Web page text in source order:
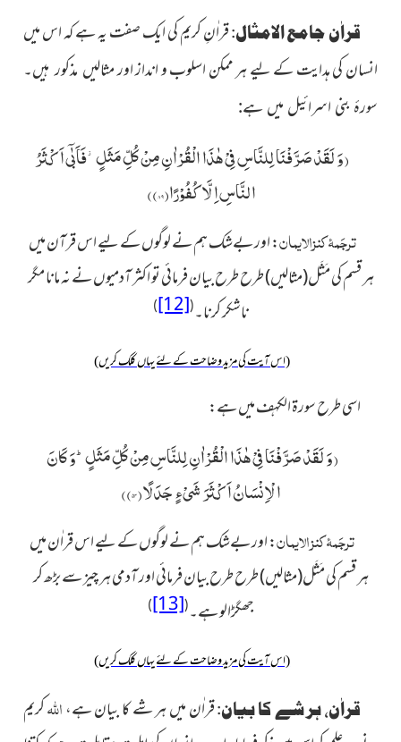
قراٰن جامع الامثال:قراٰنِ کریم کی ایک صفت یہ ہے کہ اس میں
انسان کی ہدایت کے لیے ہر ممکن اسلوب و انداز اورمثالیں مذکور ہیں۔
سورۂ بنی اسرائیل میں ہے:
(وَ لَقَدْ صَرَّفْنَالِلنَّاسِ فِیْ هٰذَا الْقُرْاٰنِ مِنْ كُلِّ مَثَلٍ٘-فَاَبٰۤى اَكْثَرُ
النَّاسِ اِلَّا كُفُوْرًا(۸۹) )
ترجَمۂ کنزالایمان:اور بےشک ہم نے لوگوں کے لیے اس قرآن میں
ہر قسم کی مَثَل(مثالیں) طرح طرح بیان فرمائی تو اکثر آدمیوں نے نہ مانا مگر
ناشکر کرنا۔(
[12]
)
(اس آیت کی مزید وضاحت کے لئے یہاں کلک کریں)
اسی طرح سورۃ الکہف میں ہے:
(وَ لَقَدْ صَرَّفْنَا فِیْ هٰذَا الْقُرْاٰنِ لِلنَّاسِ مِنْ كُلِّ مَثَلٍؕ-وَ كَانَ
الْاِنْسَانُ اَكْثَرَ شَیْءٍ جَدَلًا(۵۴) )
ترجَمۂ کنز الایمان:اور بےشک ہم نے لوگوں کے لیے اس قراٰن میں
ہر قسم کی مَثَل(مثالیں) طرح طرح بیان فرمائی اور آدمی ہر چیز سے بڑھ کر
جھگڑالو ہے۔(
[13]
)
(اس آیت کی مزید وضاحت کے لئے یہاں کلک کریں)
قراٰن، ہر شے کا بیان:قراٰن میں ہر شے کا بیان ہے،اللہکریم